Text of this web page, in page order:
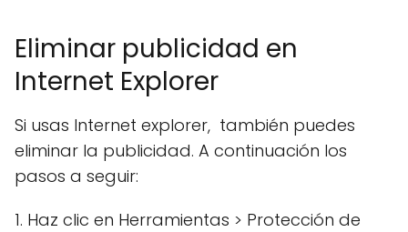
Eliminar publicidad en
Internet Explorer
Si usas Internet explorer, también puedes
eliminar la publicidad. A continuación los
pasos a seguir:
1. Haz clic en Herramientas > Protección de